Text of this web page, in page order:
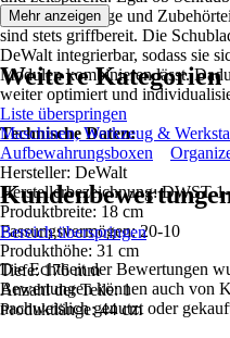
kleine Werkzeuge und
sind stets griffbereit. Die
DeWalt integrierbar, sodass sie
Modulen kombinieren lässt.
weiter optimiert und
Technische Daten:
Hersteller: DeWalt
Herstellerbezeichnung: DWST
Produktbreite: 18 cm
Fassungsvermögen: 20-10
Produkthöhe: 31 cm
Tiefe: 176 mm
Anzahl der Teile: 1
Produktlänge: 44 cm
Mehr anzeigen
Weitere Kategorien
Liste überspringen
Maschinen, Werkzeug &
Aufbewahrungsboxen
Bereich überspringen
Die Echtheit der Bewertungen
Bewertungen können auch von
nachweislich genutzt oder